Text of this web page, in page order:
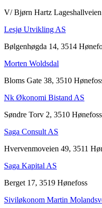
V/ Bjørn Hartz
Lesjø Utvikling AS
Bølgenhøgda 14, 3514
Morten Woldsdal
Bloms Gate 38, 3510
Nk Økonomi Bistand AS
Søndre Torv 2, 3510 Hønefoss
Saga Consult AS
Hvervenmoveien 49, 3511
Saga Kapital AS
Berget 17, 3519 Hønefoss
Siviløkonom Martin